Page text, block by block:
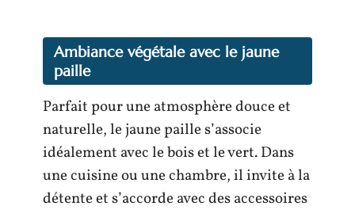
Ambiance végétale avec le jaune
paille
Parfait pour une atmosphère douce et
naturelle, le jaune paille s’associe
idéalement avec le bois et le vert. Dans
une cuisine ou une chambre, il invite à la
détente et s’accorde avec des accessoires